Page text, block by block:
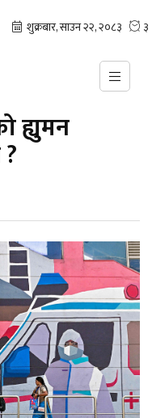
ह्युमन